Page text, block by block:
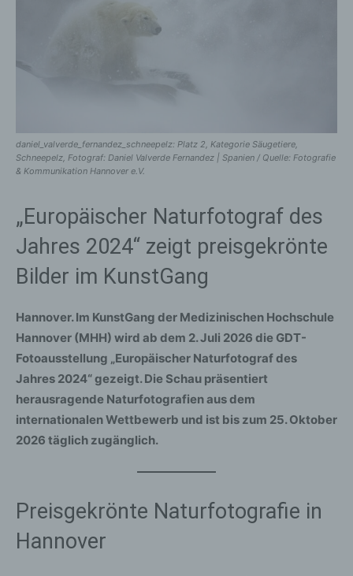
daniel_valverde_fernandez_schneepelz: Platz 2, Kategorie Säugetiere,
Schneepelz, Fotograf: Daniel Valverde Fernandez | Spanien / Quelle: Fotografie
& Kommunikation Hannover e.V.
„Europäischer Naturfotograf des
Jahres 2024“ zeigt preisgekrönte
Bilder im KunstGang
Hannover.Im KunstGang der Medizinischen Hochschule
Hannover (MHH) wird ab dem 2. Juli 2026 die GDT-
Fotoausstellung „Europäischer Naturfotograf des
Jahres 2024“ gezeigt. Die Schau präsentiert
herausragende Naturfotografien aus dem
internationalen Wettbewerb und ist bis zum 25. Oktober
2026 täglich zugänglich.
Preisgekrönte Naturfotografie in
Hannover